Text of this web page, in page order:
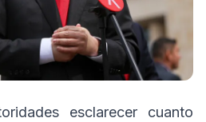
esclarecer cuanto